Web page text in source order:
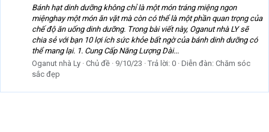
Bánh hạt dinh dưỡng không chỉ là một món tráng miệng ngon
miệnghay một món ăn vặt mà còn có thể là một phần quan trọng của
chế độ ăn uống dinh dưỡng. Trong bài viết này, Oganut nhà LY sẽ
chia sẻ với bạn 10 lợi ích sức khỏe bất ngờ của bánh dinh dưỡng có
thể mang lại. 1. Cung Cấp Năng Lượng Dài...
Oganut nhà Ly Chủ đề 9/10/23 Trả lời: 0 Diễn đàn: Chăm sóc
sắc đẹp